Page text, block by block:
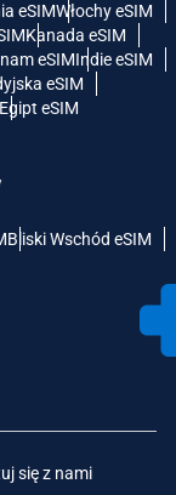
eSIMWłochy eSIM
Kanada eSIM
eSIMIndie eSIM
eSIM
Egipt eSIM
Bliski Wschód eSIM
się z nami